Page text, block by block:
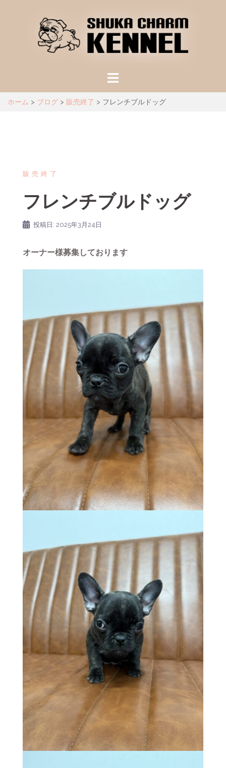
ホーム > ブログ > 販売終了 > フレンチブルドッグ
販売終了
フレンチブルドッグ
投稿日: 2025年3月24日
オーナー様募集しております